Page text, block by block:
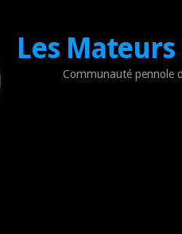
Les
Communauté pennole